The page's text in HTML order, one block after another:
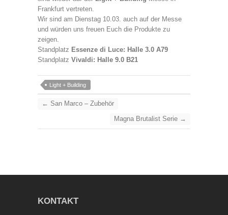
Frankfurt vertreten.
Wir sind am Dienstag 10.03. auch auf der Messe
und würden uns freuen Euch die Produkte zu
zeigen.
Standplatz Essenze di Luce: Halle 3.0 A79
Standplatz Vivaldi: Halle 9.0 B21
Light + Building
← San Marco – Zubehör
Magna Brutalist Serie →
KONTAKT